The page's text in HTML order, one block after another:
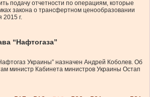
подачу отчетности по операциям, которые
закона о трансфертном ценообразовании
г.
“Нафтогаза”
Украины” назначен Андрей Коболев. Об
министр Кабинета министров Украины Остап